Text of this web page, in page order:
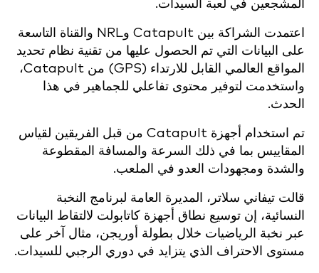
المشجعين في لعبة السيدات.
اعتمدت الشراكة بين Catapult وNRL والقناة التاسعة
على البيانات التي تم الحصول عليها من تقنية نظام تحديد
المواقع العالمي القابل للارتداء (GPS) من Catapult،
واستخدمت لتوفير محتوى تفاعلي للجماهير في هذا
الحدث.
تم استخدام أجهزة Catapult من قبل الفريقين لقياس
المقاييس بما في ذلك السرعة والمسافة المقطوعة
والشدة ومجهودات العدو في الملعب.
قالت تيفاني سلاتر، المديرة العامة لبرنامج النخبة
النسائية، إن توسيع نطاق أجهزة كاتابولت لالتقاط البيانات
عبر نخبة الرياضيات خلال بطولة أوريجن، مثال آخر على
مستوى الاحتراف الذي يتزايد في دوري الرجبي للسيدات.